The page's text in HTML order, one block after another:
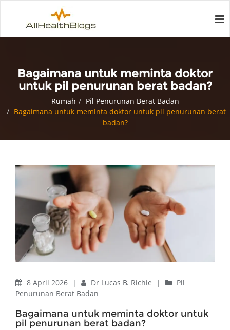
Bagaimana untuk meminta doktor
untuk pil penurunan berat badan?
Rumah
Pil Penurunan Berat Badan
Bagaimana untuk meminta doktor untuk pil penurunan berat
badan?
8 April 2026 | Dr Lucas B. Richie |
Pil
Penurunan Berat Badan
Bagaimana untuk meminta doktor untuk
pil penurunan berat badan?